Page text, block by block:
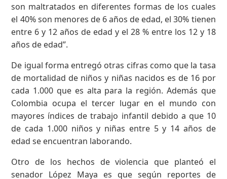
son maltratados en diferentes formas de los cuales
el 40% son menores de 6 años de edad, el 30% tienen
entre 6 y 12 años de edad y el 28 % entre los 12 y 18
años de edad”.
De igual forma entregó otras cifras como que la tasa
de mortalidad de niños y niñas nacidos es de 16 por
cada 1.000 que es alta para la región. Además que
Colombia ocupa el tercer lugar en el mundo con
mayores índices de trabajo infantil debido a que 10
de cada 1.000 niños y niñas entre 5 y 14 años de
edad se encuentran laborando.
Otro de los hechos de violencia que planteó el
senador López Maya es que según reportes de